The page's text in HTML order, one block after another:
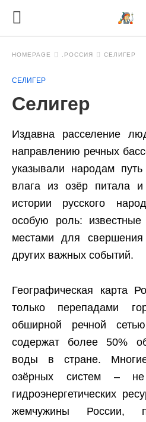
HOMEPAGE .РОССИЯ СЕЛИГЕР
СЕЛИГЕР
Селигер
Издавна расселение
направлению речных
указывали народам
влага из озёр питала
истории русского
особую роль:
местами для свершения
других важных событий.
Географическая карта
только перепадами
обширной речной
содержат более 50%
воды в стране.
озёрных систем – не
гидроэнергетических
жемчужины России,